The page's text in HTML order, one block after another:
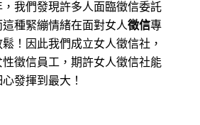
，我們發現許多人面臨徵信委託
種緊繃情緒在面對女人徵信專
！因此我們成立女人徵信社，
徵信員工，期許女人徵信社能
發揮到最大 ！